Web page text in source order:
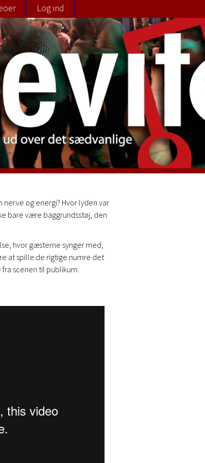
Log ind
og energi? Hvor lyden var
bare være baggrundsstøj, den
hvor gæsterne synger med,
at spille de rigtige numre det
scenen til publikum.